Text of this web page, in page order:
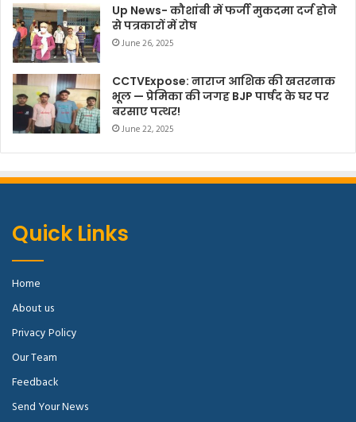
Up News- कौशांबी में फर्जी मुकदमा दर्ज होने
से पत्रकारों में रोष
June 26, 2025
CCTVExpose: नाराज आशिक की खतरनाक
भूल — प्रेमिका की जगह BJP पार्षद के घर पर
बरसाए पत्थर!
June 22, 2025
Quick Links
Home
About us
Privacy Policy
Our Team
Feedback
Send Your News